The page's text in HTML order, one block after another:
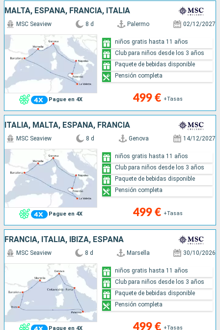
MALTA, ESPAÑA, FRANCIA, ITALIA
Pague en 4X
MSC Seaview 8 d Palermo 02/12/2027
499 € +Tasas
niños gratis hasta 11 años
Club para niños desde los 3 años
Paquete de bebidas disponible
Pensión completa
ITALIA, MALTA, ESPAÑA, FRANCIA
Pague en 4X
MSC Seaview 8 d Genova 14/12/2027
499 € +Tasas
niños gratis hasta 11 años
Club para niños desde los 3 años
Paquete de bebidas disponible
Pensión completa
FRANCIA, ITALIA, IBIZA, ESPAÑA
Pague en 4X
MSC Seaview 8 d Marsella 30/10/2026
499 € +Tasas
niños gratis hasta 11 años
Club para niños desde los 3 años
Paquete de bebidas disponible
Pensión completa